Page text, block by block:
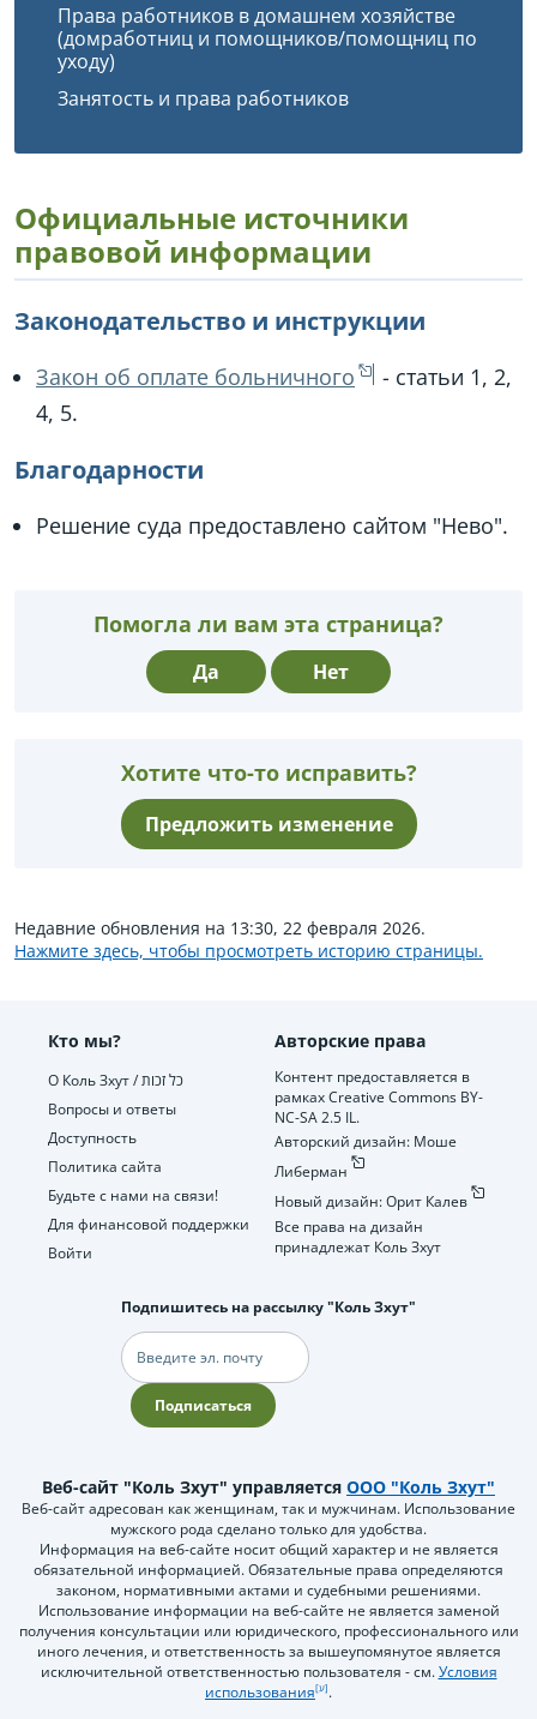
Права работников в домашнем хозяйстве
(домработниц и помощников/помощниц по
уходу)
Занятость и права работников
Официальные источники
правовой информации
Законодательство и инструкции
Закон об оплате больничного
- статьи 1, 2,
4, 5.
Благодарности
Решение суда предоставлено сайтом "Нево".
Помогла ли вам эта страница?
Да Нет
Хотите что-то исправить?
Предложить изменение
Недавние обновления на 13:30, 22 февраля 2026.
Нажмите здесь, чтобы просмотреть историю страницы.
Кто мы?
О Коль Зхут / כל זכות
Вопросы и ответы
Доступность
Политика сайта
Будьте с нами на связи!
Для финансовой поддержки
Войти
Авторские права
Контент предоставляется в
рамках Creative Commons BY-
NC-SA 2.5 IL.
Авторский дизайн: Моше
Либерман
Новый дизайн: Орит Калев
Все права на дизайн
принадлежат Коль Зхут
Подпишитесь на рассылку "Коль Зхут"
Электронная
почта
Подписаться
Веб-сайт "Коль Зхут" управляется ООО "Коль Зхут"
Веб-сайт адресован как женщинам, так и мужчинам. Использование
мужского рода сделано только для удобства.
Информация на веб-сайте носит общий характер и не является
обязательной информацией. Обязательные права определяются
законом, нормативными актами и судебными решениями.
Использование информации на веб-сайте не является заменой
получения консультации или юридического, профессионального или
иного лечения, и ответственность за вышеупомянутое является
исключительной ответственностью пользователя - см.Условия
использования
.